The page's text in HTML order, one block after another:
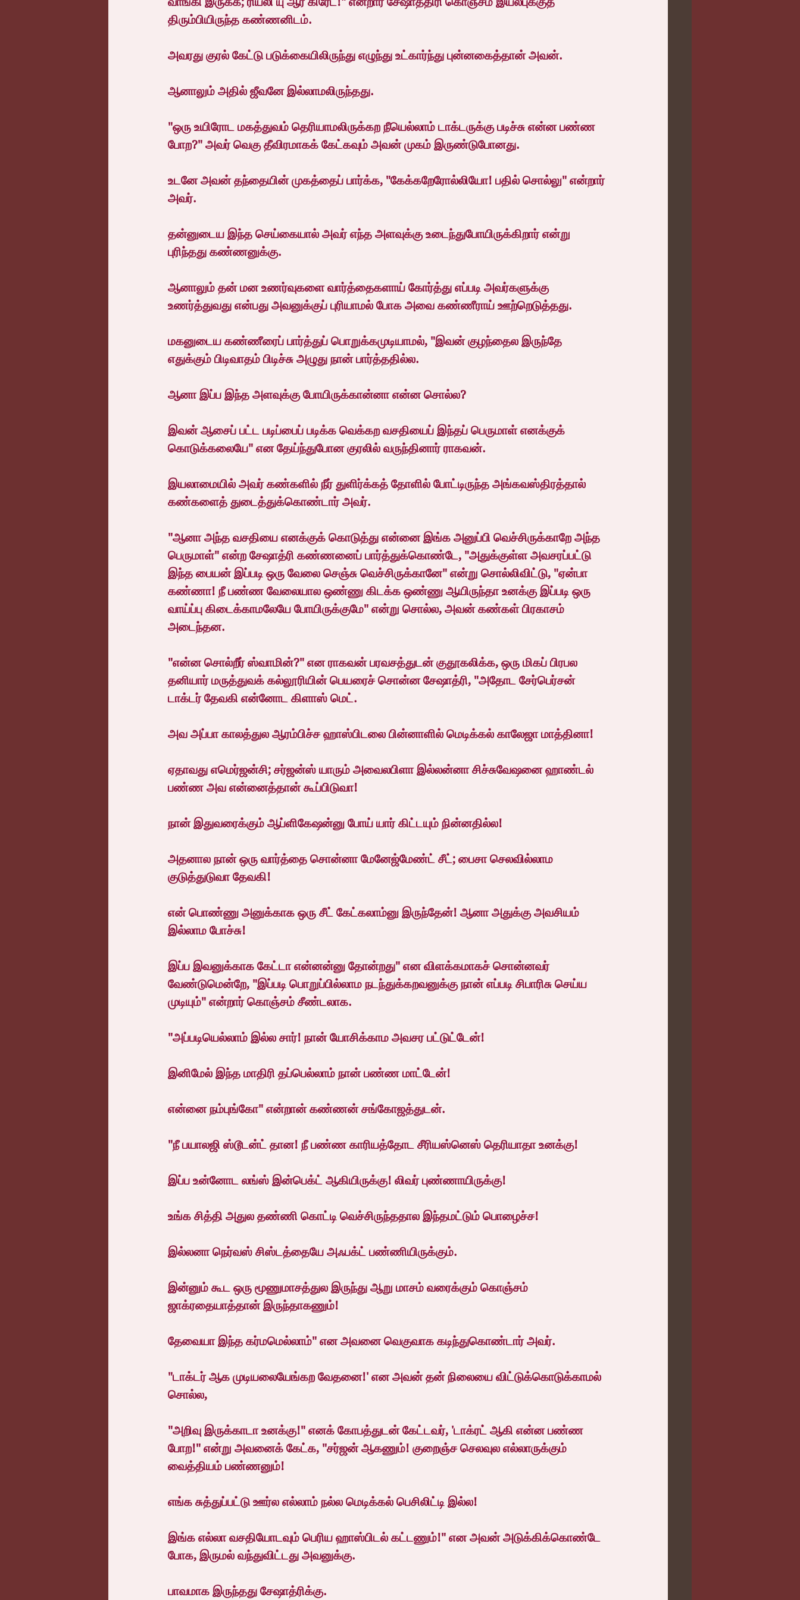
திரும்பியிருந்த கண்ணனிடம்.
அவரது குரல் கேட்டு படுக்கையிலிருந்து எழுந்து உட்கார்ந்து புன்னகைத்தான் அவன்.
ஆனாலும் அதில் ஜீவனே இல்லாமலிருந்தது.
"ஒரு உயிரோட மகத்துவம் தெரியாமலிருக்கற நீயெல்லாம் டாக்டருக்கு படிச்சு என்ன பண்ண
போற?" அவர் வெகு தீவிரமாகக் கேட்கவும் அவன் முகம் இருண்டுபோனது.
உடனே அவன் தந்தையின் முகத்தைப் பார்க்க, "கேக்கறேரோல்லியோ! பதில் சொல்லு" என்றார்
அவர்.
தன்னுடைய இந்த செய்கையால் அவர் எந்த அளவுக்கு உடைந்துபோயிருக்கிறார் என்று
புரிந்தது கண்ணனுக்கு.
ஆனாலும் தன் மன உணர்வுகளை வார்த்தைகளாய் கோர்த்து எப்படி அவர்களுக்கு
உணர்த்துவது என்பது அவனுக்குப் புரியாமல் போக அவை கண்ணீராய் ஊற்றெடுத்தது.
மகனுடைய கண்ணீரைப் பார்த்துப் பொறுக்கமுடியாமல், "இவன் குழந்தைல இருந்தே
எதுக்கும் பிடிவாதம் பிடிச்சு அழுது நான் பார்த்ததில்ல.
ஆனா இப்ப இந்த அளவுக்கு போயிருக்கான்னா என்ன சொல்ல?
இவன் ஆசைப் பட்ட படிப்பைப் படிக்க வெக்கற வசதியைப் இந்தப் பெருமாள் எனக்குக்
கொடுக்கலையே" என தேய்ந்துபோன குரலில் வருந்தினார் ராகவன்.
இயலாமையில் அவர் கண்களில் நீர் துளிர்க்கத் தோளில் போட்டிருந்த அங்கவஸ்திரத்தால்
கண்களைத் துடைத்துக்கொண்டார் அவர்.
"ஆனா அந்த வசதியை எனக்குக் கொடுத்து என்னை இங்க அனுப்பி வெச்சிருக்காறே அந்த
பெருமாள்" என்ற சேஷாத்ரி கண்ணனைப் பார்த்துக்கொண்டே, "அதுக்குள்ள அவசரப்பட்டு
இந்த பையன் இப்படி ஒரு வேலை செஞ்சு வெச்சிருக்கானே" என்று சொல்லிவிட்டு, "ஏன்பா
கண்ணா! நீ பண்ண வேலையால ஒண்ணு கிடக்க ஒண்ணு ஆயிருந்தா உனக்கு இப்படி ஒரு
வாய்ப்பு கிடைக்காமலேயே போயிருக்குமே" என்று சொல்ல, அவன் கண்கள் பிரகாசம்
அடைந்தன.
"என்ன சொல்றீர் ஸ்வாமின்?" என ராகவன் பரவசத்துடன் குதூகலிக்க, ஒரு மிகப் பிரபல
தனியார் மருத்துவக் கல்லூரியின் பெயரைச் சொன்ன சேஷாத்ரி, "அதோட சேர்பெர்சன்
டாக்டர் தேவகி என்னோட கிளாஸ் மெட்.
அவ அப்பா காலத்துல ஆரம்பிச்ச ஹாஸ்பிடலை பின்னாளில் மெடிக்கல் காலேஜா மாத்தினா!
ஏதாவது எமெர்ஜன்சி; சர்ஜன்ஸ் யாரும் அவைலபிளா இல்லன்னா சிச்சுவேஷனை ஹாண்டல்
பண்ண அவ என்னைத்தான் கூப்பிடுவா!
நான் இதுவரைக்கும் ஆப்ளிகேஷன்னு போய் யார் கிட்டயும் நின்னதில்ல!
அதனால நான் ஒரு வார்த்தை சொன்னா மேனேஜ்மேண்ட் சீட்; பைசா செலவில்லாம
குடுத்துடுவா தேவகி!
என் பொண்ணு அனுக்காக ஒரு சீட் கேட்கலாம்னு இருந்தேன்! ஆனா அதுக்கு அவசியம்
இல்லாம போச்சு!
இப்ப இவனுக்காக கேட்டா என்னன்னு தோன்றது" என விளக்கமாகச் சொன்னவர்
வேண்டுமென்றே, "இப்படி பொறுப்பில்லாம நடந்துக்கறவனுக்கு நான் எப்படி சிபாரிசு செய்ய
முடியும்" என்றார் கொஞ்சம் சீண்டலாக.
"அப்படியெல்லாம் இல்ல சார்! நான் யோசிக்காம அவசர பட்டுட்டேன்!
இனிமேல் இந்த மாதிரி தப்பெல்லாம் நான் பண்ண மாட்டேன்!
என்னை நம்புங்கோ" என்றான் கண்ணன் சங்கோஜத்துடன்.
"நீ பயாலஜி ஸ்டூடன்ட் தான! நீ பண்ண காரியத்தோட சீரியஸ்னெஸ் தெரியாதா உனக்கு!
இப்ப உன்னோட லங்ஸ் இன்பெக்ட் ஆகியிருக்கு! லிவர் புண்ணாயிருக்கு!
உங்க சித்தி அதுல தண்ணி கொட்டி வெச்சிருந்ததால இந்தமட்டும் பொழைச்ச!
இல்லனா நெர்வஸ் சிஸ்டத்தையே அஃபக்ட் பண்ணியிருக்கும்.
இன்னும் கூட ஒரு மூணுமாசத்துல இருந்து ஆறு மாசம் வரைக்கும் கொஞ்சம்
ஜாக்ரதையாத்தான் இருந்தாகணும்!
தேவையா இந்த கர்மமெல்லாம்" என அவனை வெகுவாக கடிந்துகொண்டார் அவர்.
"டாக்டர் ஆக முடியலையேங்கற வேதனை!' என அவன் தன் நிலையை விட்டுக்கொடுக்காமல்
சொல்ல,
"அறிவு இருக்காடா உனக்கு!" எனக் கோபத்துடன் கேட்டவர், 'டாக்ரட் ஆகி என்ன பண்ண
போற!" என்று அவனைக் கேட்க, "சர்ஜன் ஆகணும்! குறைஞ்ச செலவுல எல்லாருக்கும்
வைத்தியம் பண்ணனும்!
எங்க சுத்துப்பட்டு ஊர்ல எல்லாம் நல்ல மெடிக்கல் பெசிலிட்டி இல்ல!
இங்க எல்லா வசதியோடவும் பெரிய ஹாஸ்பிடல் கட்டணும்!" என அவன் அடுக்கிக்கொண்டே
போக, இருமல் வந்துவிட்டது அவனுக்கு.
பாவமாக இருந்தது சேஷாத்ரிக்கு.